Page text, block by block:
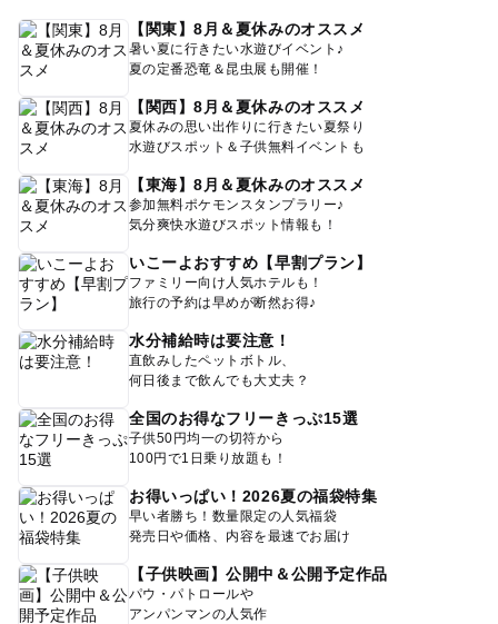
【関東】8月＆夏休みのオススメ
暑い夏に行きたい水遊びイベント♪
夏の定番恐竜＆昆虫展も開催！
【関西】8月＆夏休みのオススメ
夏休みの思い出作りに行きたい夏祭り
水遊びスポット＆子供無料イベントも
【東海】8月＆夏休みのオススメ
参加無料ポケモンスタンプラリー♪
気分爽快水遊びスポット情報も！
いこーよおすすめ【早割プラン】
ファミリー向け人気ホテルも！
旅行の予約は早めが断然お得♪
水分補給時は要注意！
直飲みしたペットボトル、
何日後まで飲んでも大丈夫？
全国のお得なフリーきっぷ15選
子供50円均一の切符から
100円で1日乗り放題も！
お得いっぱい！2026夏の福袋特集
早い者勝ち！数量限定の人気福袋
発売日や価格、内容を最速でお届け
【子供映画】公開中＆公開予定作品
パウ・パトロールや
アンパンマンの人気作